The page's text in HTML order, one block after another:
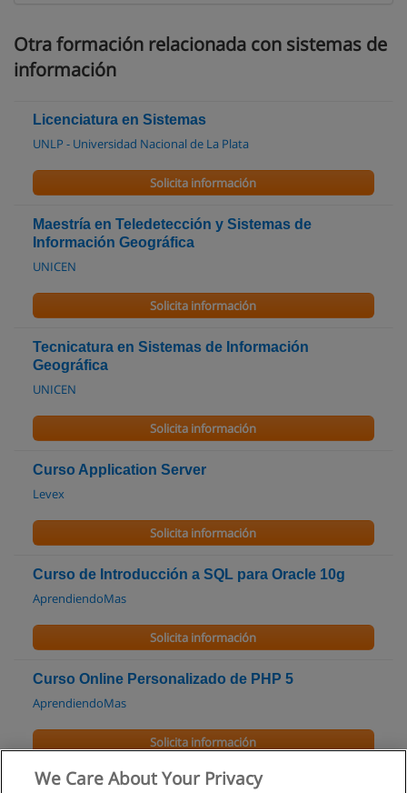
Otra formación relacionada con sistemas de
información
Licenciatura en Sistemas
UNLP - Universidad Nacional de La Plata
Solicita información
Maestría en Teledetección y Sistemas de
Información Geográfica
UNICEN
Solicita información
Tecnicatura en Sistemas de Información
Geográfica
UNICEN
Solicita información
Curso Application Server
Levex
Solicita información
Curso de Introducción a SQL para Oracle 10g
AprendiendoMas
Solicita información
Curso Online Personalizado de PHP 5
AprendiendoMas
Solicita información
Curso de Introduccion a Google y Sus
We Care About Your Privacy